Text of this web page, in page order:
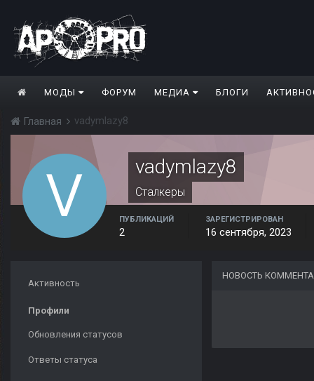
МОДЫ ФОРУМ МЕДИА БЛОГИ
Главная vadymlazy8
vadymlazy8
Сталкеры
ПУБЛИКАЦИЙ
2
ЗАРЕГИСТРИРОВАН
16 сентября, 2023
Активность
Профили
Обновления статусов
Ответы статуса
НОВОСТЬ